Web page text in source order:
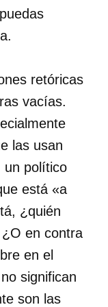
retóricas
vacías.
las usan
un político
está «a
¿quién
en contra
en el
significan
son las